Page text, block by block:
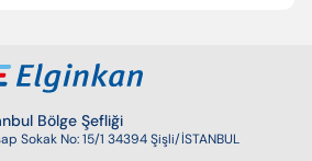
Bölge Şefliği
Sokak No: 15/1 34394 Şişli/İSTANBUL